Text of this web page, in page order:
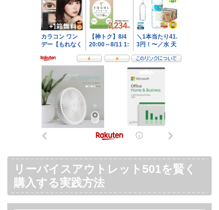
リーバイスアウトレット501を賢く
購入する実践方法